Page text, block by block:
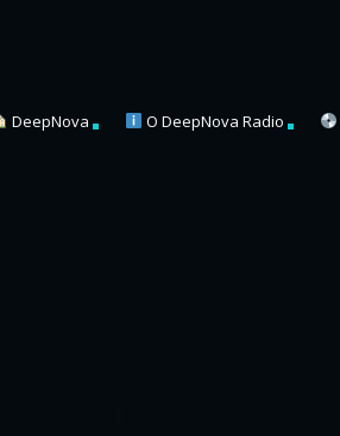
DeepNova О DeepNova Radio